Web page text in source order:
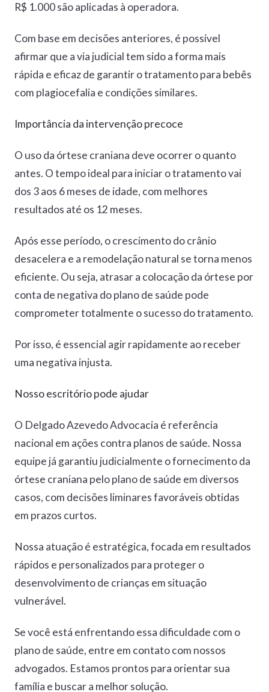
R$ 1.000 são aplicadas à operadora.
Com base em decisões anteriores, é possível
afirmar que a via judicial tem sido a forma mais
rápida e eficaz de garantir o tratamento para bebês
com plagiocefalia e condições similares.
Importância da intervenção precoce
O uso da órtese craniana deve ocorrer o quanto
antes. O tempo ideal para iniciar o tratamento vai
dos 3 aos 6 meses de idade, com melhores
resultados até os 12 meses.
Após esse período, o crescimento do crânio
desacelera e a remodelação natural se torna menos
eficiente. Ou seja, atrasar a colocação da órtese por
conta de negativa do plano de saúde pode
comprometer totalmente o sucesso do tratamento.
Por isso, é essencial agir rapidamente ao receber
uma negativa injusta.
Nosso escritório pode ajudar
O Delgado Azevedo Advocacia é referência
nacional em ações contra planos de saúde. Nossa
equipe já garantiu judicialmente o fornecimento da
órtese craniana pelo plano de saúde em diversos
casos, com decisões liminares favoráveis obtidas
em prazos curtos.
Nossa atuação é estratégica, focada em resultados
rápidos e personalizados para proteger o
desenvolvimento de crianças em situação
vulnerável.
Se você está enfrentando essa dificuldade com o
plano de saúde, entre em contato com nossos
advogados. Estamos prontos para orientar sua
família e buscar a melhor solução.